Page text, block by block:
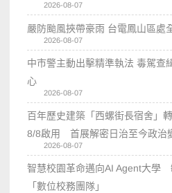
2026-08-07
嚴防颱風挾帶豪雨 台電鳳山區處
2026-08-07
中市警主動出擊精準執法 毒駕查
心
2026-08-07
百年歷史建築「西螺街長宿舍」
8/8啟用 首展解密日治至今政治
2026-08-07
智慧校園革命邁向AI Agent大學
「數位校務團隊」